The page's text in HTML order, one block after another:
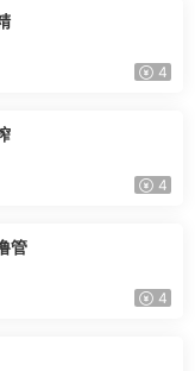
4
4
管
4